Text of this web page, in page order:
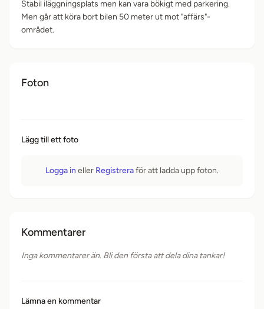
Stabil iläggningsplats men kan vara bökigt med parkering.
Men går att köra bort bilen 50 meter ut mot "affärs"-
området.
Foton
Lägg till ett foto
Logga in eller Registreraför att ladda upp foton.
Kommentarer
Inga kommentarer än. Bli den första att dela dina tankar!
Lämna en kommentar